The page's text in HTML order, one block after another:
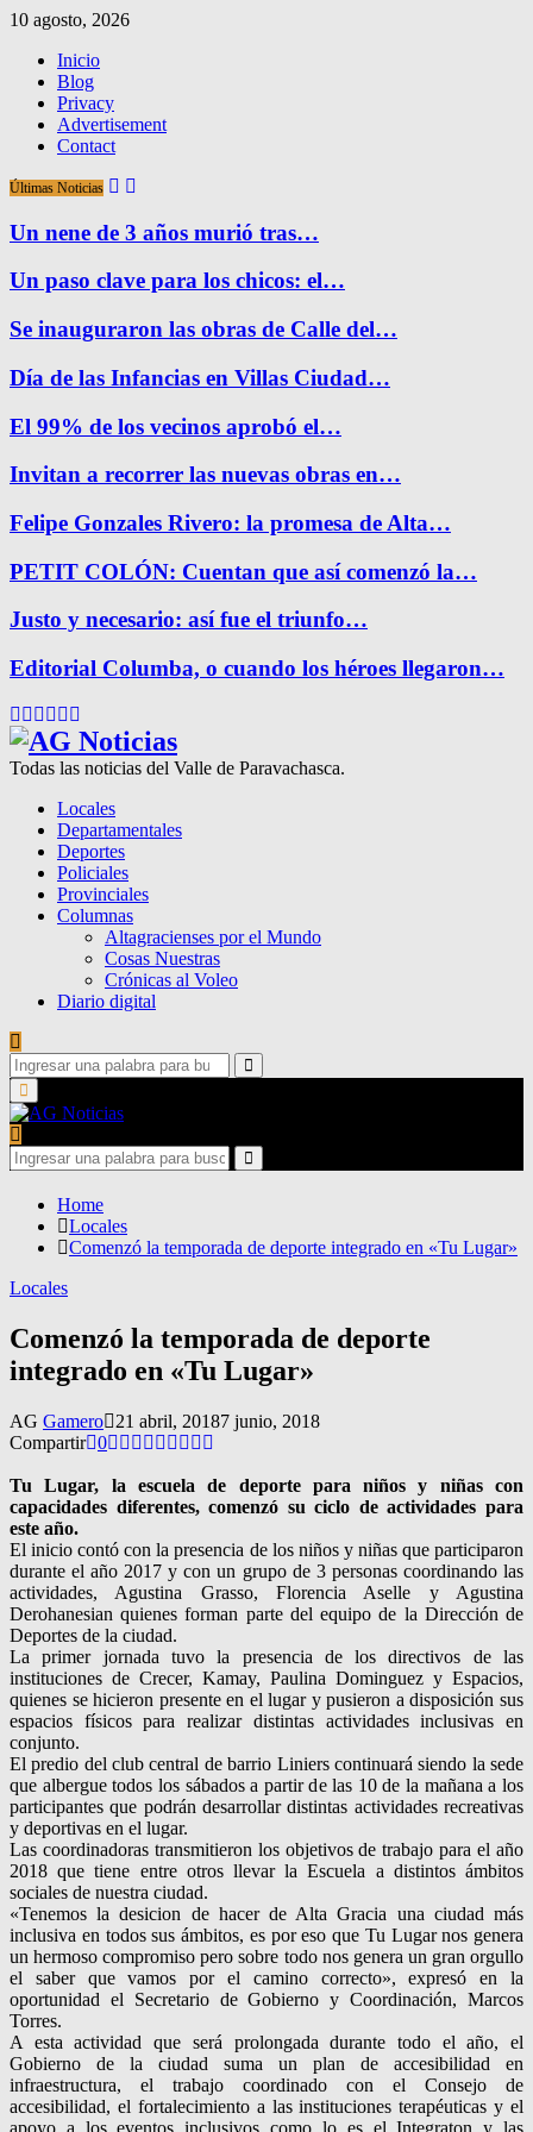
10 agosto, 2026
Inicio
Blog
Privacy
Advertisement
Contact
Últimas Noticias
Un nene de 3 años murió tras…
Un paso clave para los chicos: el…
Se inauguraron las obras de Calle del…
Día de las Infancias en Villas Ciudad…
El 99% de los vecinos aprobó el…
Invitan a recorrer las nuevas obras en…
Felipe Gonzales Rivero: la promesa de Alta…
PETIT COLÓN: Cuentan que así comenzó la…
Justo y necesario: así fue el triunfo…
Editorial Columba, o cuando los héroes llegaron…
Facebook
Twitter
Instagram
Pinterest
Google
Todas las noticias del Valle de Paravachasca.
Locales
Departamentales
Deportes
Policiales
Provinciales
Columnas
Altagracienses por el Mundo
Cosas Nuestras
Crónicas al Voleo
Diario digital
Search
for:
Search
Primary
Menu
Search
for:
Search
Home
Locales
Comenzó la temporada de deporte integrado en «Tu Lugar»
Locales
Comenzó la temporada de deporte
integrado en «Tu Lugar»
AG Gamero 21 abril, 20187 junio, 2018
Compartir 0
Tu Lugar, la escuela de deporte para niños y niñas con
capacidades diferentes, comenzó su ciclo de actividades para
este año.
El inicio contó con la presencia de los niños y niñas que participaron
durante el año 2017 y con un grupo de 3 personas coordinando las
actividades, Agustina Grasso, Florencia Aselle y Agustina
Derohanesian quienes forman parte del equipo de la Dirección de
Deportes de la ciudad.
La primer jornada tuvo la presencia de los directivos de las
instituciones de Crecer, Kamay, Paulina Dominguez y Espacios,
quienes se hicieron presente en el lugar y pusieron a disposición sus
espacios físicos para realizar distintas actividades inclusivas en
conjunto.
El predio del club central de barrio Liniers continuará siendo la sede
que albergue todos los sábados a partir de las 10 de la mañana a los
participantes que podrán desarrollar distintas actividades recreativas
y deportivas en el lugar.
Las coordinadoras transmitieron los objetivos de trabajo para el año
2018 que tiene entre otros llevar la Escuela a distintos ámbitos
sociales de nuestra ciudad.
«Tenemos la desicion de hacer de Alta Gracia una ciudad más
inclusiva en todos sus ámbitos, es por eso que Tu Lugar nos genera
un hermoso compromiso pero sobre todo nos genera un gran orgullo
el saber que vamos por el camino correcto», expresó en la
oportunidad el Secretario de Gobierno y Coordinación, Marcos
Torres.
A esta actividad que será prolongada durante todo el año, el
Gobierno de la ciudad suma un plan de accesibilidad en
infraestructura, el trabajo coordinado con el Consejo de
accesibilidad, el fortalecimiento a las instituciones terapéuticas y el
apoyo a los eventos inclusivos como lo es el Integraton y las